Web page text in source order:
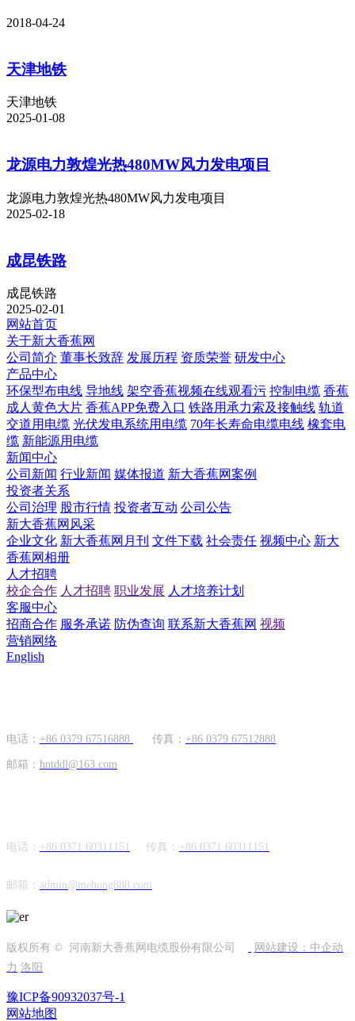
2018-04-24
天津地铁
天津地铁
2025-01-08
龙源电力敦煌光热480MW风力发电项目
龙源电力敦煌光热480MW风力发电项目
2025-02-18
成昆铁路
成昆铁路
2025-02-01
网站首页
关于新大香蕉网
公司简介 董事长致辞 发展历程 资质荣誉 研发中心
产品中心
环保型布电线 导地线 架空香蕉视频在线观看污 控制电缆 香蕉
成人黄色大片 香蕉APP免费入口 铁路用承力索及接触线 轨道
交道用电缆 光伏发电系统用电缆 70年长寿命电缆电线 橡套电
缆 新能源用电缆
新闻中心
公司新闻 行业新闻 媒体报道 新大香蕉网案例
投资者关系
公司治理 股市行情 投资者互动 公司公告
新大香蕉网风采
企业文化 新大香蕉网月刊 文件下载 社会责任 视频中心 新大
香蕉网相册
人才招聘
校企合作 人才招聘 职业发展 人才培养计划
客服中心
招商合作 服务承诺 防伪查询 联系新大香蕉网 视频
营销网络
English
电话： +86 0379 67516888 传真： +86 0379 67512888
邮箱： hntddl@163.com
电话： +86 0371 60311151 传真： +86 0371 60311151
邮箱： admin@mehong888.com
版权所有 © 河南新大香蕉网电缆股份有限公司
网站建设：中企动
力 洛阳
豫ICP备90932037号-1
网站地图